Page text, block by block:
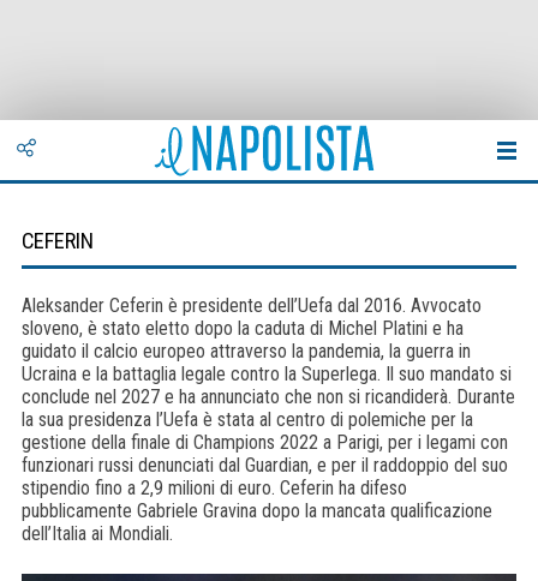
CEFERIN
Aleksander Ceferin è presidente dell’Uefa dal 2016. Avvocato
sloveno, è stato eletto dopo la caduta di Michel Platini e ha
guidato il calcio europeo attraverso la pandemia, la guerra in
Ucraina e la battaglia legale contro la Superlega. Il suo mandato si
conclude nel 2027 e ha annunciato che non si ricandiderà. Durante
la sua presidenza l’Uefa è stata al centro di polemiche per la
gestione della finale di Champions 2022 a Parigi, per i legami con
funzionari russi denunciati dal Guardian, e per il raddoppio del suo
stipendio fino a 2,9 milioni di euro. Ceferin ha difeso
pubblicamente Gabriele Gravina dopo la mancata qualificazione
dell’Italia ai Mondiali.